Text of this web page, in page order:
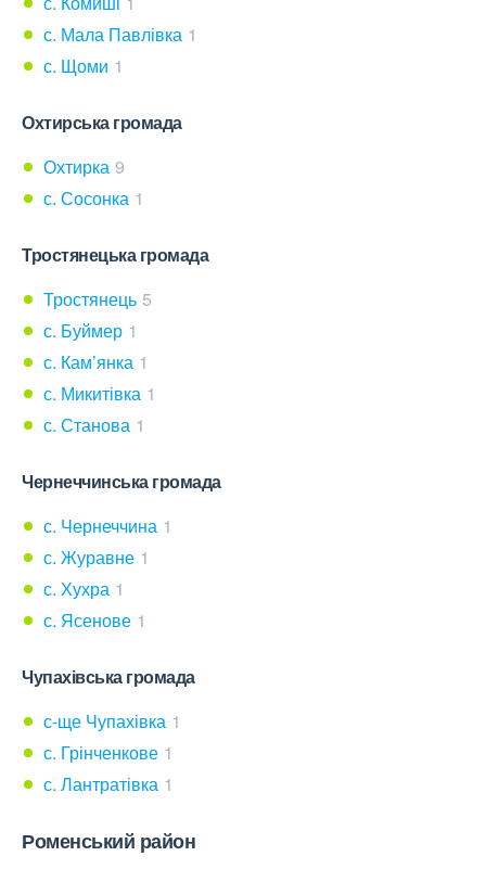
с. Мала Павлівка 1
с. Щоми 1
Охтирська громада
Охтирка 9
с. Сосонка 1
Тростянецька громада
Тростянець 5
с. Буймер 1
с. Кам’янка 1
с. Микитівка 1
с. Станова 1
Чернеччинська громада
с. Чернеччина 1
с. Журавне 1
с. Хухра 1
с. Ясенове 1
Чупахівська громада
с-ще Чупахівка 1
с. Грінченкове 1
с. Лантратівка 1
Роменський район